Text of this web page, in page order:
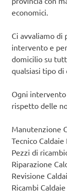
economici.
Ci avvaliamo di
intervento e
domicilio su
qualsiasi tipo di
Ogni
rispetto delle
Manutenzione
Tecnico Caldaie
Pezzi di
Riparazione
Revisione
Ricambi